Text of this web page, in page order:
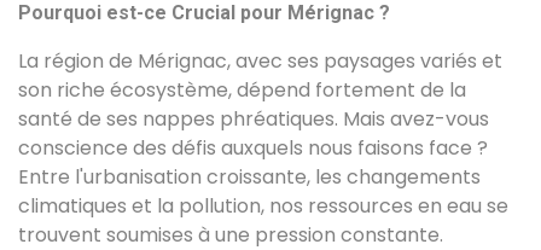
Pourquoi est-ce Crucial pour Mérignac ?
La région de Mérignac, avec ses paysages variés et
son riche écosystème, dépend fortement de la
santé de ses nappes phréatiques. Mais avez-vous
conscience des défis auxquels nous faisons face ?
Entre l'urbanisation croissante, les changements
climatiques et la pollution, nos ressources en eau se
trouvent soumises à une pression constante.